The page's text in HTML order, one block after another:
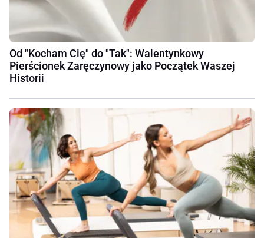
Od "Kocham Cię" do "Tak": Walentynkowy
Pierścionek Zaręczynowy jako Początek Waszej
Historii